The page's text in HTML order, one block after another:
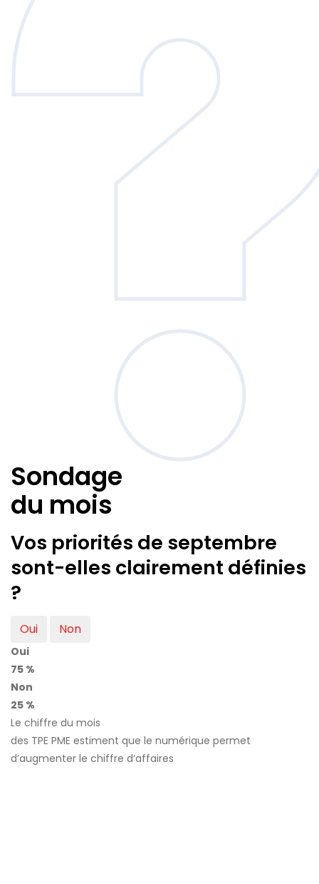
Sondage
du mois
Vos priorités de septembre
sont-elles clairement définies
?
Oui Non
Oui
75 %
Non
25 %
Le chiffre du mois
des TPE PME estiment que le numérique permet
d’augmenter le chiffre d’affaires